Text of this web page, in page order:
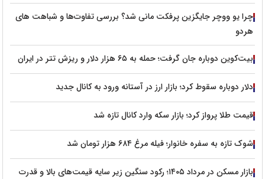
چرا یو ووچر جایگزین پرفکت مانی شد؟ بررسی تفاوت‌ها و شباهت های
هردو
بیت‌کوین دوباره جان گرفت؛ حمله به ۶۵ هزار دلار و ریزش تتر در ایران
دلار دوباره سقوط کرد؛ بازار ارز در آستانه ورود به کانال جدید
قیمت طلا پرواز کرد؛ بازار سکه وارد کانال تازه شد
شوک تازه به سفره خانوار؛ فیله مرغ ۶۸۴ هزار تومان شد
بازار مسکن در مرداد ۱۴۰۵؛ رکود سنگین زیر سایه قیمت‌های بالا و قدرت